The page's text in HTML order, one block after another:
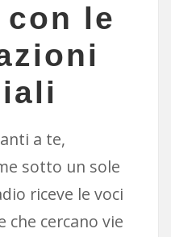
le
a te,
sotto un sole
riceve le voci
che cercano vie